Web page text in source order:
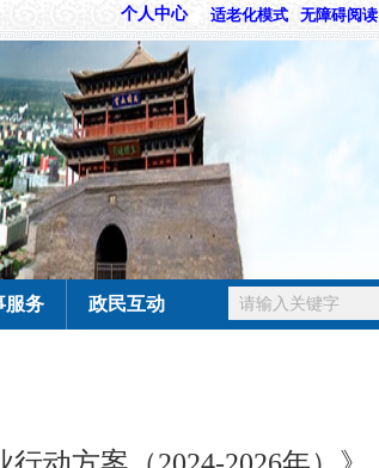
无障碍阅读
适老化模式
个人中心
服务 政民互动